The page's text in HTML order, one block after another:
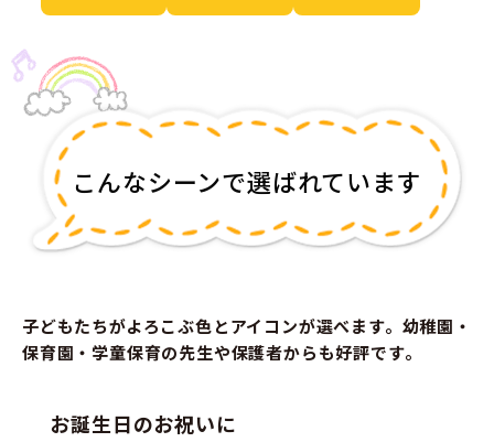
こんなシーンで選ばれています
子どもたちがよろこぶ色とアイコンが選べます。幼稚園・
保育園・学童保育の先生や保護者からも好評です。
お誕生日のお祝いに